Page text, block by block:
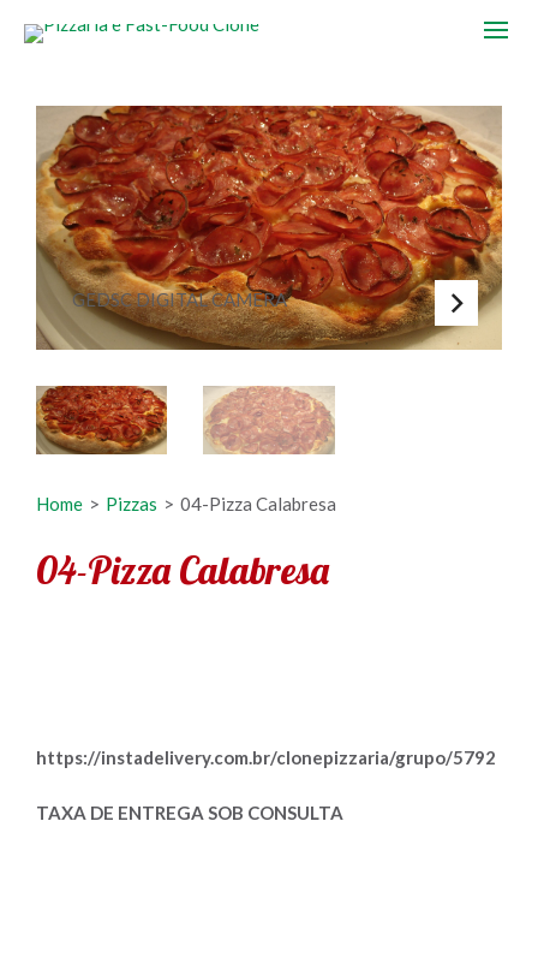
GEDSC DIGITAL CAMERA
Home > Pizzas > 04-Pizza Calabresa
04-Pizza Calabresa
https://instadelivery.com.br/clonepizzaria/grupo/5792
TAXA DE ENTREGA SOB CONSULTA